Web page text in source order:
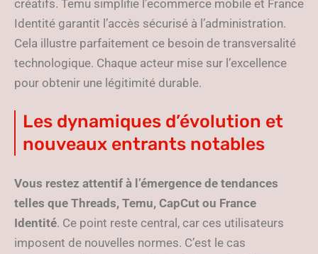
créatifs. Temu simplifie l’ecommerce mobile et France
Identité garantit l’accès sécurisé à l’administration.
Cela illustre parfaitement ce besoin de transversalité
technologique. Chaque acteur mise sur l’excellence
pour obtenir une légitimité durable.
Les dynamiques d’évolution et
nouveaux entrants notables
Vous restez attentif à l’émergence de tendances
telles que Threads, Temu, CapCut ou France
Identité. Ce point reste central, car ces utilisateurs
imposent de nouvelles normes. C’est le cas